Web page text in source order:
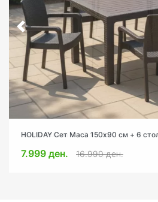
HOLIDAY Сет Маса 150х90 см + 6
7.999 ден. 16.990 ден.